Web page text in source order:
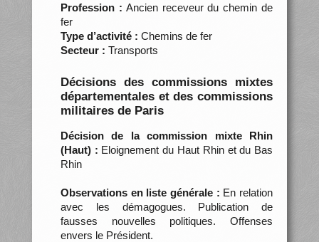
Profession : Ancien receveur du chemin de
fer
Type d’activité : Chemins de fer
Secteur : Transports
Décisions des commissions mixtes
départementales et des commissions
militaires de Paris
Décision de la commission mixte Rhin
(Haut) : Eloignement du Haut Rhin et du Bas
Rhin
Observations en liste générale : En relation
avec les démagogues. Publication de
fausses nouvelles politiques. Offenses
envers le Président.